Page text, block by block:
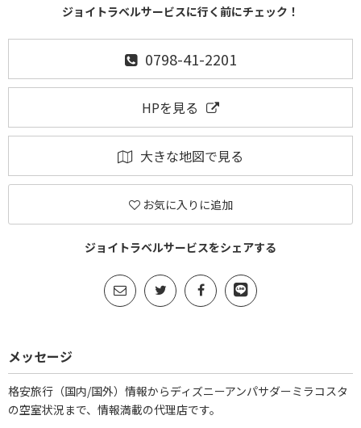
ジョイトラベルサービスに行く前にチェック！
0798-41-2201
HPを見る
大きな地図で見る
お気に入りに追加
ジョイトラベルサービスをシェアする
メッセージ
格安旅行（国内/国外）情報からディズニーアンパサダーミラコスタ
の空室状況まで、情報満載の代理店です。